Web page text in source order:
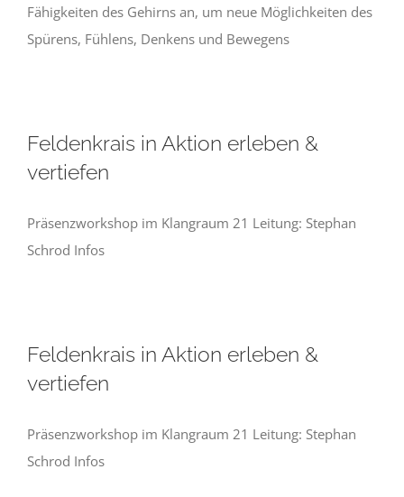
Fähigkeiten des Gehirns an, um neue Möglichkeiten des
Spürens, Fühlens, Denkens und Bewegens
Feldenkrais in Aktion erleben &
vertiefen
Präsenzworkshop im Klangraum 21 Leitung: Stephan
Schrod Infos
Feldenkrais in Aktion erleben &
vertiefen
Präsenzworkshop im Klangraum 21 Leitung: Stephan
Schrod Infos